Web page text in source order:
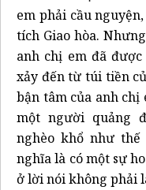
em phải cầu
tích Giao hòa.
anh chị em đã
xảy đến từ túi tiền
bận tâm của anh
một người quảng
nghèo khổ như
nghĩa là có một sự
ở lời nói không phải